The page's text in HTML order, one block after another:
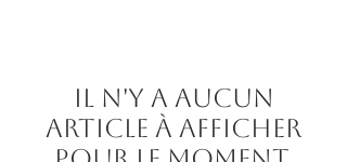
Il n'y a aucun
article à afficher